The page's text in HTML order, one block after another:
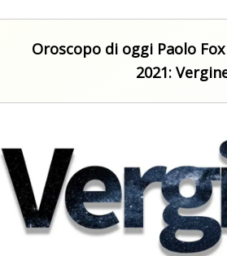
Oroscopo di oggi Paolo
2021: